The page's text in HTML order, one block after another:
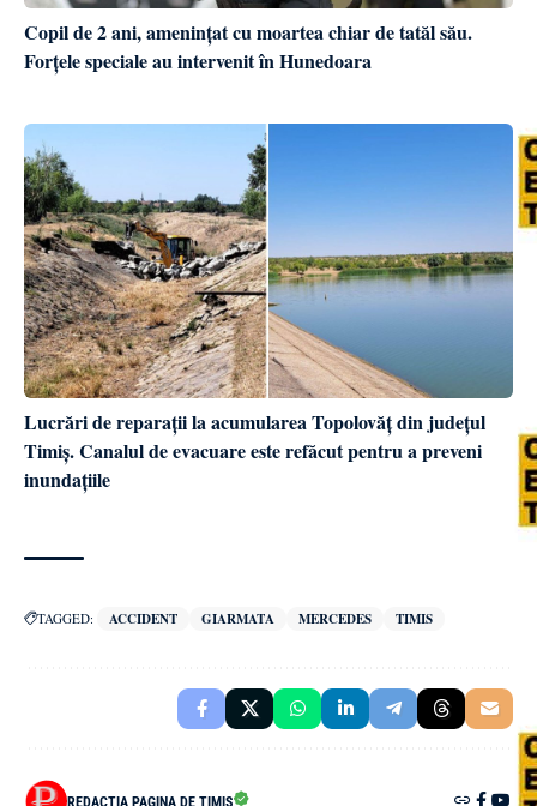
Copil de 2 ani, amenințat cu moartea chiar de tatăl său.
Forțele speciale au intervenit în Hunedoara
Lucrări de reparații la acumularea Topolovăț din județul
Timiș. Canalul de evacuare este refăcut pentru a preveni
inundațiile
TAGGED: ACCIDENT GIARMATA MERCEDES TIMIS
REDACȚIA PAGINA DE TIMIȘ